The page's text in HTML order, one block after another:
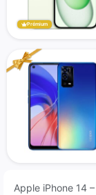
Prémium
Apple iPhone 14